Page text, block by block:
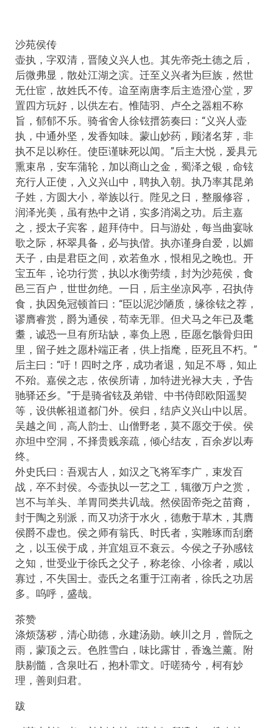
沙苑侯传
壶执，字双清，晋陵义兴人也。其先帝尧土德之后，
后微弗显，散处江湖之滨。迁至义兴者为巨族，然世
无仕宦，故姓氏不传。迨至南唐李后主造澄心堂，罗
置四方玩好，以供左右。惟陆羽、卢仝之器粗不称
旨，郁郁不乐。骑省舍人徐铉搢笏奏曰：“义兴人壶
执，中通外坚，发香知味。蒙山妙药，顾渚名芽，非
执不足以称任。使臣谨昧死以闻。”后主大悦，爰具元
熏束帛，安车蒲轮，加以商山之金，蜀泽之银，命铉
充行人正使，入义兴山中，聘执入朝。执乃率其昆弟
子姓，方圆大小，举族以行。陛见之日，整服修容，
润泽光美，虽有热中之诮，实多消渴之功。后主嘉
之，授太子宾客，超拜侍中。日与游处，每当曲宴咏
歌之际，杯翠具备，必与执偕。执亦谨身自爱，以媚
天子，由是君臣之间，欢若鱼水，恨相见之晚也。开
宝五年，论功行赏，执以水衡劳绩，封为沙苑侯，食
邑三百户，世世勿绝。一日，后主坐凉风亭，召执侍
食，执因免冠顿首曰：“臣以泥沙陋质，缘徐铉之荐，
谬膺睿赏，爵为通侯，苟幸无罪。但犬马之年已及耄
耋，诚恐一旦有所玷缺，辜负上恩，臣愿乞骸骨归田
里，留子姓之愿朴端正者，供上指麾，臣死且不朽。”
后主曰：“吁！四时之序，成功者退，知足不辱，知止
不殆。嘉侯之志，依侯所请，加特进光禄大夫，予告
驰驿还乡。”于是骑省铉及弟锴、中书侍郎欧阳遥契
等，设供帐祖道都门外。侯归，结庐义兴山中以居。
吴越之间，高人韵士、山僧野老，莫不愿交于侯。侯
亦坦中空洞，不择贵贱亲疏，倾心结友，百余岁以寿
终。
外史氏曰：吾观古人，如汉之飞将军李广，束发百
战，卒不封侯。今壶执以一艺之工，辄徼万户之赏，
岂不与羊头、羊胃同类共讥哉。然侯固帝尧之苗裔，
封于陶之别派，而又功济于水火，德敷于草木，其膺
侯爵不虚也。侯之师有翁氏、时氏者，实雕琢而刮磨
之，以玉侯于成，并宜俎豆不衰云。今侯之子孙感铉
之知，世受业于徐氏之父子，称老徐、小徐者，咸以
寡过，不失国士。壶氏之名重于江南者，徐氏之功居
多。呜呼，盛哉。
茶赞
涤烦荡秽，清心助德，永建汤勋。峡川之月，曾阮之
雨，蒙顶之云。色胜雪白，味比露甘，香逸兰薰。附
肤剔髓，含泉吐石，抱朴霏文。吁嗟猗兮，柯有妙
理，善则归君。
跋